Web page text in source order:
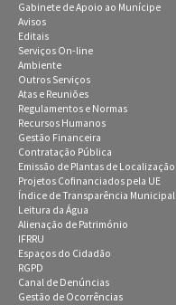
Gabinete de Apoio ao Munícipe
Avisos
Editais
Serviços On-line
Ambiente
Outros Serviços
Atas e Reuniões
Regulamentos e Normas
Recursos Humanos
Gestão Financeira
Contratação Pública
Emissão de Plantas de Localização
Projetos Cofinanciados pela UE
Índice de Transparência Municipal
Leitura da Água
Alienação de Património
IFRRU
Espaços do Cidadão
RGPD
Canal de Denúncias
Gestão de Ocorrências